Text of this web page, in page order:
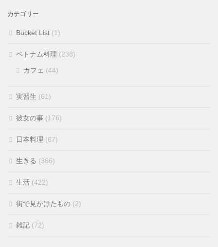
カテゴリー
Bucket List (1)
ベトナム料理 (238)
カフェ (44)
実習生 (61)
彼女の事 (176)
日本料理 (67)
生きる (366)
生活 (422)
街で見かけたもの (2)
雑記 (72)